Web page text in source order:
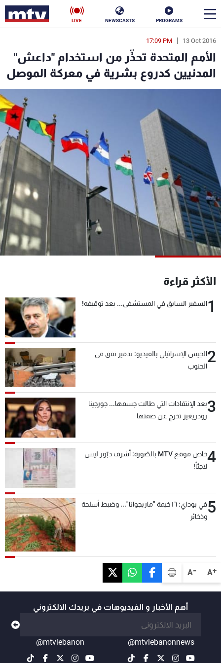
PROGRAMS
NEWSCASTS
LIVE
A+
A-
13 Oct 2016
17:09 PM
الأمم المتحدة تحذِّر من استخدام "داعش"
المدنيين كدروع بشرية في معركة الموصل
الأكثر قراءة
1السفير السابق في المستشفى... بعد توقيفه!
2الجيش الإسرائيلي بالفيديو: تدمير نفق في
الجنوب
3بعد الإنتقادات التي طالت جسمها... جورجينا
رودريغيز تخرج عن صمتها
4
خاص موقع MTV بالصّورة: أشرف دبّور ليس
لاجئاً!
5
في بوداي: ١٦ خيمة "ماريجوانا"... وضبط أسلحة
وذخائر
أهم الأخبار و الفيديوهات في بريدك الالكتروني
@mtvlebanonnews
@mtvlebanon
en
الأخبار
سياسة ناس
منوعات رياضة
كأس العالم
البرامج
جدول البرامج
شاهد البرامج
الترددات
عن MTV
الإنـتـاج
شروط الإسـتخدام
سياسة الخصوصية